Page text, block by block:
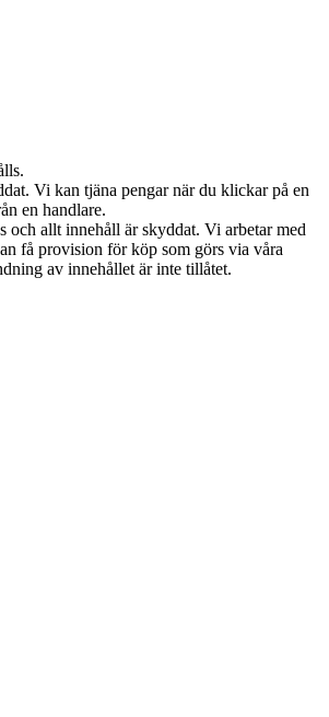
Vi kan tjäna pengar när du klickar på en
en handlare.
allt innehåll är skyddat. Vi arbetar med
få provision för köp som görs via våra
av innehållet är inte tillåtet.